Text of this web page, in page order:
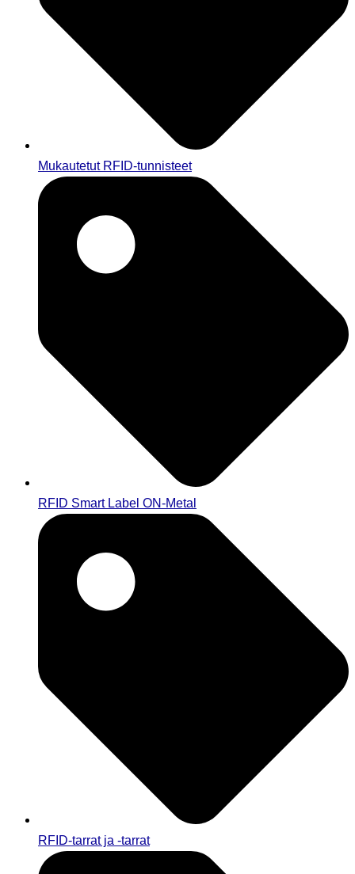
Mukautetut RFID-tunnisteet
RFID Smart Label ON-Metal
RFID-tarrat ja -tarrat